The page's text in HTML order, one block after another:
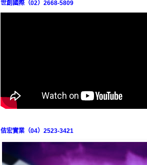
世創國際（02）2668-5809
佶宏實業（04）2523-3421